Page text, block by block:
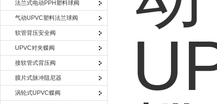
法兰式电动PPH塑料球阀
气动UPVC塑料法兰球阀
软管背压安全阀
UPVC对夹蝶阀
接软管式背压阀
膜片式脉冲阻尼器
涡轮式UPVC蝶阀